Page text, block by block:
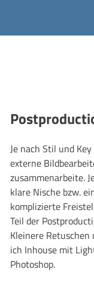
Je nach Stil und
externe
zusammenarbeite.
klare Nische bzw.
komplizierte
Teil der
Kleinere
ich Inhouse mit
Photoshop.